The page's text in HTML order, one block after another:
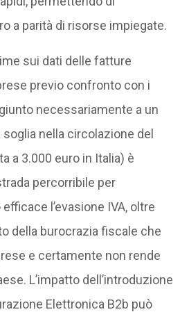
a parità di risorse impiegate.
sui dati delle fatture
previo confronto con i
necessariamente a un
nella circolazione del
a 3.000 euro in Italia) è
percorribile per
l’evasione IVA, oltre
della burocrazia fiscale che
e certamente non rende
L’impatto dell’introduzione
Elettronica B2b può